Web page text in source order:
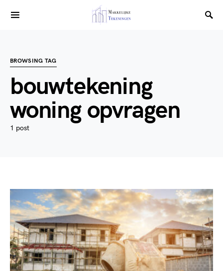
BROWSING TAG
bouwtekening
woning opvragen
1 post